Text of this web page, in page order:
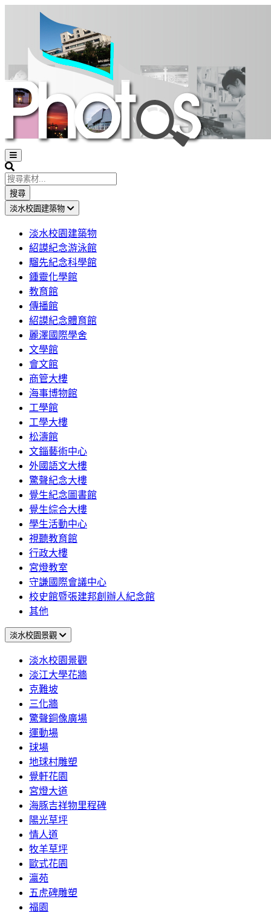
Open
sidebar
Search
搜尋
淡水校園建築物
淡水校園建築物
紹謨紀念游泳館
騮先紀念科學館
鍾靈化學館
教育館
傳播館
紹謨紀念體育館
麗澤國際學舍
文學館
會文館
商管大樓
海事博物館
工學館
工學大樓
松濤館
文錙藝術中心
外國語文大樓
驚聲紀念大樓
覺生紀念圖書館
覺生綜合大樓
學生活動中心
視聽教育館
行政大樓
宮燈教室
守謙國際會議中心
校史館暨張建邦創辦人紀念館
其他
淡水校園景觀
淡水校園景觀
淡江大學花牆
克難坡
三化牆
驚聲銅像廣場
運動場
球場
地球村雕塑
覺軒花園
宮燈大道
海豚吉祥物里程碑
陽光草坪
情人道
牧羊草坪
歐式花園
瀛苑
五虎碑雕塑
福園